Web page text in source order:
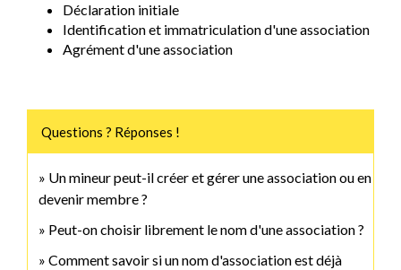
Déclaration initiale
Identification et immatriculation d'une association
Agrément d'une association
Questions ? Réponses !
Un mineur peut-il créer et gérer une association ou en
devenir membre ?
Peut-on choisir librement le nom d'une association ?
Comment savoir si un nom d'association est déjà